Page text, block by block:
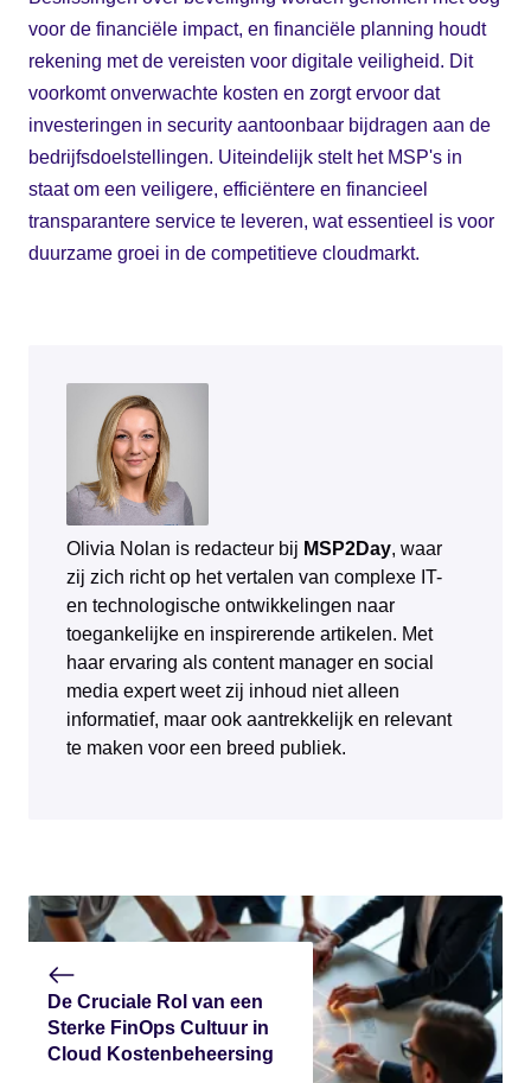
voor de financiële impact, en financiële planning houdt
rekening met de vereisten voor digitale veiligheid. Dit
voorkomt onverwachte kosten en zorgt ervoor dat
investeringen in security aantoonbaar bijdragen aan de
bedrijfsdoelstellingen. Uiteindelijk stelt het MSP's in
staat om een veiligere, efficiëntere en financieel
transparantere service te leveren, wat essentieel is voor
duurzame groei in de competitieve cloudmarkt.
Olivia Nolan is redacteur bij MSP2Day, waar
zij zich richt op het vertalen van complexe IT-
en technologische ontwikkelingen naar
toegankelijke en inspirerende artikelen. Met
haar ervaring als content manager en social
media expert weet zij inhoud niet alleen
informatief, maar ook aantrekkelijk en relevant
te maken voor een breed publiek.
De Cruciale Rol van een
Sterke FinOps Cultuur in
Cloud Kostenbeheersing